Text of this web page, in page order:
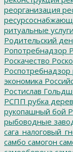
реорганизация
ритуальные услуги
Родительский
Ропотребнадзор
Роскачество
Роспотребнадзор
экономика
Ростислав
РСПП рубка
рукопашный бой
рыбоводные
самбо самогон